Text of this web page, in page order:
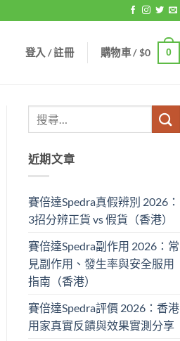
登入 / 註冊 購物車 /$0 0
近期文章
賽倍達Spedra真假辨別 2026：
3招分辨正貨 vs 假貨（香港）
賽倍達Spedra副作用 2026：常
見副作用、發生率與安全服用
指南（香港）
賽倍達Spedra評價 2026：香港
用家真實反饋與效果實測分享